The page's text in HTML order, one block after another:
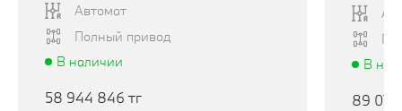
Автомат
Полный привод
В наличии
58 944 846 тг
В
89 076